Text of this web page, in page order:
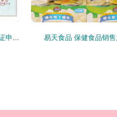
易天食品 保健食品销